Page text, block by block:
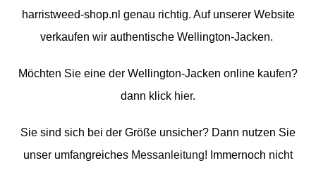
harristweed-shop.nl genau richtig. Auf unserer Website
verkaufen wir authentische Wellington-Jacken.
Möchten Sie eine der Wellington-Jacken online kaufen?
dann klick hier.
Sie sind sich bei der Größe unsicher? Dann nutzen Sie
unser umfangreiches Messanleitung! Immernoch nicht